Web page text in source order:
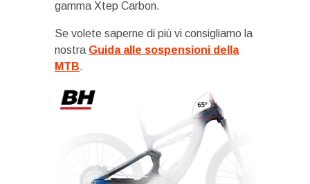
gamma Xtep Carbon.
Se volete saperne di più vi consigliamo la
nostra Guida alle sospensioni della
MTB.